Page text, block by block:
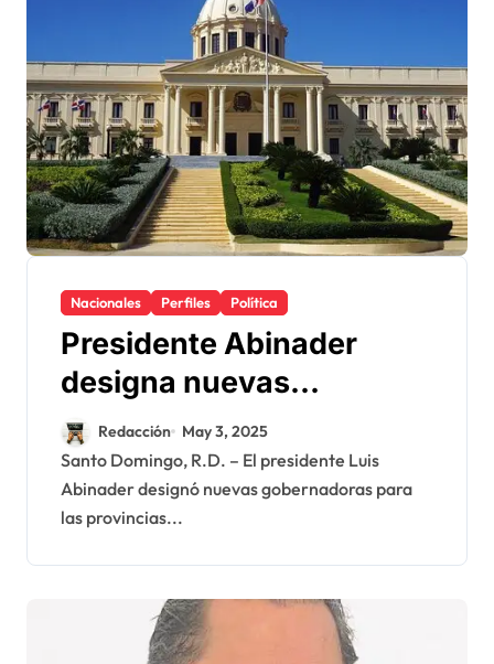
Nacionales Perfiles Política
Presidente Abinader
designa nuevas
gobernadoras en
provincias La Altagracia,
Monte Cristi y Santiago
Rodríguez
Redacción May 3, 2025
Santo Domingo, R.D. – El presidente Luis
Abinader designó nuevas gobernadoras para
las provincias...